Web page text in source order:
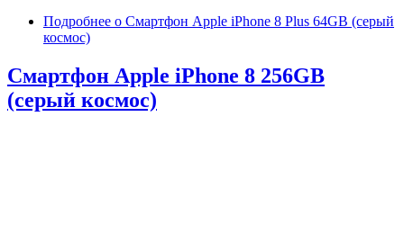
Подробнее о Смартфон Apple iPhone 8 Plus 64GB (серый
космос)
Смартфон Apple iPhone 8 256GB
(серый космос)